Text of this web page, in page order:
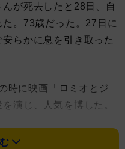
が死去したと28日、自
。73歳だった。27日に
らかに息を引き取った
時に映画「ロミオとジ
演じ、人気を博した。
ン・マーティンの息子